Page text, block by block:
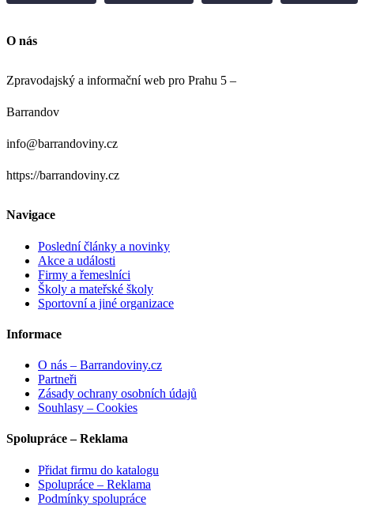
O nás
Zpravodajský a informační web pro Prahu 5 –
Barrandov
info@barrandoviny.cz
https://barrandoviny.cz
Navigace
Poslední články a novinky
Akce a události
Firmy a řemeslníci
Školy a mateřské školy
Sportovní a jiné organizace
Informace
O nás – Barrandoviny.cz
Partneři
Zásady ochrany osobních údajů
Souhlasy – Cookies
Spolupráce – Reklama
Přidat firmu do katalogu
Spolupráce – Reklama
Podmínky spolupráce